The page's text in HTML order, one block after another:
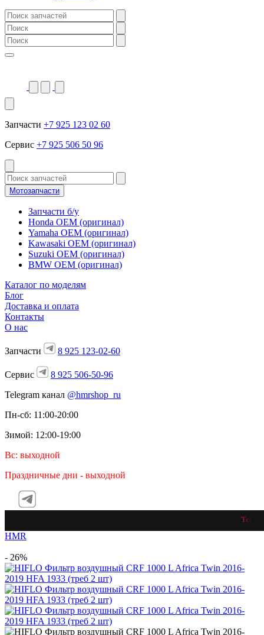
Запчасти +7 925 123 02 60
Сервис +7 925 506 50 96
Мотозапчасти
Запчасти б/у
Honda OEM (оригинал)
Yamaha OEM (оригинал)
Kawasaki OEM (оригинал)
Suzuki OEM (оригинал)
BMW OEM (оригинал)
Каталог по моделям
Блог
Доставка и оплата
Контакты
О нас
Запчасти 8 925 123-02-60
Сервис
8 925 506-50-96
Telegram канал @hmrshop_ru
Пн-сб: 11:00-20:00
Зимой: 12:00-19:00
Вс: выходной
Праздничные дни - выходной
HMR
- 26%